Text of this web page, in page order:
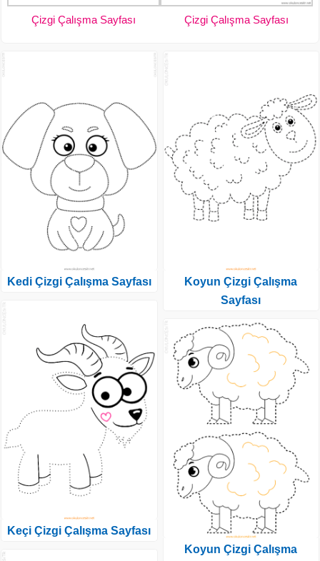
Çizgi Çalışma Sayfası Çizgi Çalışma Sayfası
Kedi Çizgi Çalışma Sayfası
Keçi Çizgi Çalışma Sayfası
Koyun Çizgi Çalışma
Sayfası
Koyun Çizgi Çalışma